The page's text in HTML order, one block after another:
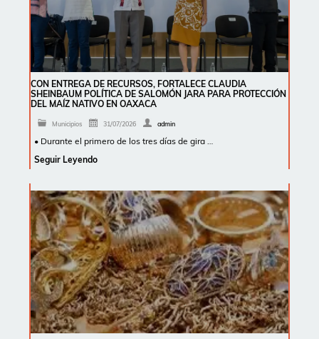
CON ENTREGA DE RECURSOS, FORTALECE CLAUDIA
SHEINBAUM POLÍTICA DE SALOMÓN JARA PARA PROTECCIÓN
DEL MAÍZ NATIVO EN OAXACA
Municipios 31/07/2026 admin
• Durante el primero de los tres días de gira …
Seguir Leyendo